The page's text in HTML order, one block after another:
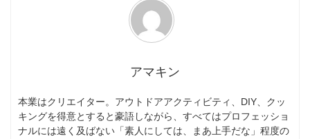
アマキン
本業はクリエイター。アウトドアアクティビティ、DIY、クッ
キングを得意とすると豪語しながら、すべてはプロフェッショ
ナルには遠く及ばない「素人にしては、まあ上手だな」程度の